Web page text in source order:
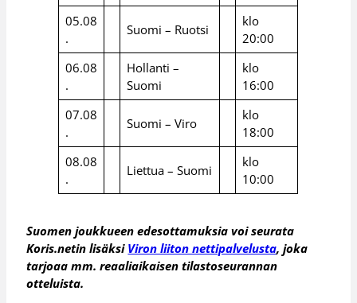
05.08
.
Suomi – Ruotsi
klo
20:00
06.08
.
Hollanti –
Suomi
klo
16:00
07.08
.
Suomi – Viro
klo
18:00
08.08
.
Liettua – Suomi
klo
10:00
Suomen joukkueen edesottamuksia voi seurata
Koris.netin lisäksi Viron liiton nettipalvelusta, joka
tarjoaa mm. reaaliaikaisen tilastoseurannan
otteluista.